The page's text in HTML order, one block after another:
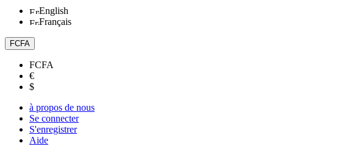
English
Français
FCFA
FCFA
€
$
à propos de nous
Se connecter
S'enregistrer
Aide